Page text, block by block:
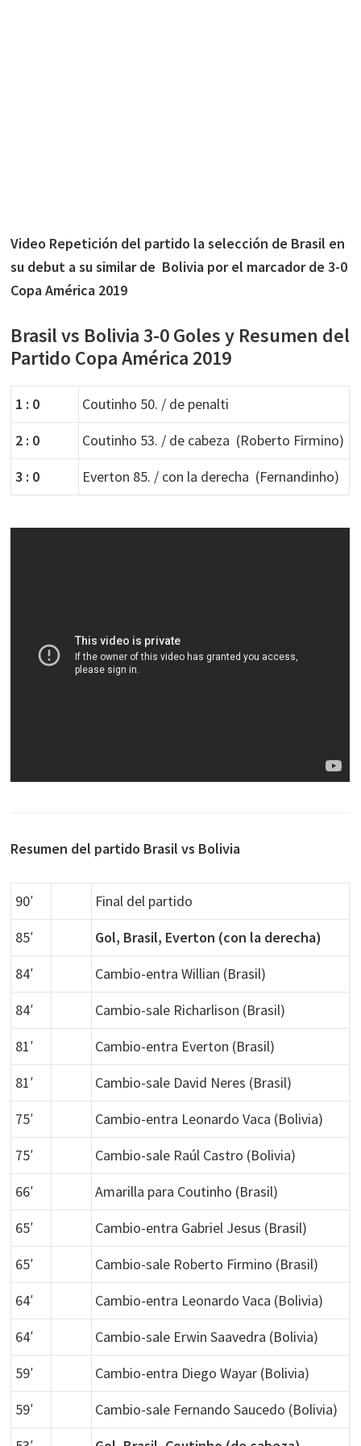
Video Repetición del partido la selección de Brasil en
su debut a su similar de Bolivia por el marcador de 3-0
Copa América 2019
Brasil vs Bolivia 3-0 Goles y Resumen del
Partido Copa América 2019
1 : 0
Coutinho 50. / de penalti
2 : 0
Coutinho 53. / de cabeza (Roberto Firmino)
3 : 0
Everton 85. / con la derecha (Fernandinho)
Resumen del partido Brasil vs Bolivia
90′
Final del partido
85′
Gol, Brasil, Everton (con la derecha)
84′
Cambio-entra Willian (Brasil)
84′
Cambio-sale Richarlison (Brasil)
81′
Cambio-entra Everton (Brasil)
81′
Cambio-sale David Neres (Brasil)
75′
Cambio-entra Leonardo Vaca (Bolivia)
75′
Cambio-sale Raúl Castro (Bolivia)
66′
Amarilla para Coutinho (Brasil)
65′
Cambio-entra Gabriel Jesus (Brasil)
65′
Cambio-sale Roberto Firmino (Brasil)
64′
Cambio-entra Leonardo Vaca (Bolivia)
64′
Cambio-sale Erwin Saavedra (Bolivia)
59′
Cambio-entra Diego Wayar (Bolivia)
59′
Cambio-sale Fernando Saucedo (Bolivia)